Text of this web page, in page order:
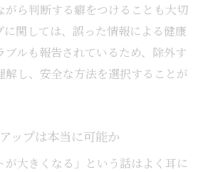
がら判断する癖をつけることも大切
に関しては、誤った情報による健康
ブルも報告されているため、除外す
解し、安全な方法を選択することが
ップは本当に可能か
が大きくなる」という話はよく耳に